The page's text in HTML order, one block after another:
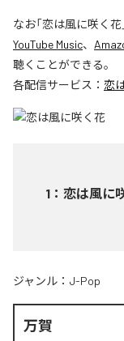
なお「恋は風に咲く花
YouTube Music、
聴くことができる。
各配信サービス： 恋
1 ： 恋は風に
ジャンル： J-Pop
万賀